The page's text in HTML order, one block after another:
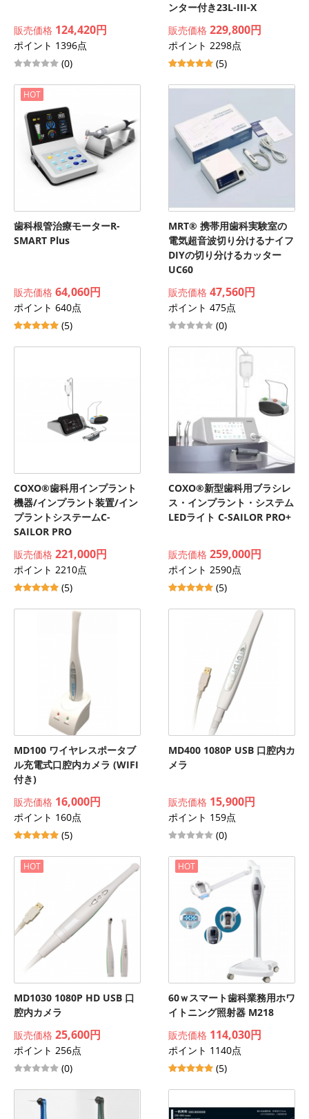
販売価格 124,420円
ポイント 1396点
(0)
ンター付き23L-III-X
販売価格 229,800円
ポイント 2298点
(5)
HOT
歯科根管治療モーターR-
SMART Plus
販売価格 64,060円
ポイント 640点
(5)
MRT® 携帯用歯科実験室の
電気超音波切り分けるナイフ
DIYの切り分けるカッター
UC60
販売価格 47,560円
ポイント 475点
(0)
COXO®歯科用インプラント
機器/インプラント装置/イン
プラントシステームC-
SAILOR PRO
販売価格 221,000円
ポイント 2210点
(5)
COXO®新型歯科用ブラシレ
ス・インプラント・システム
LEDライト C-SAILOR PRO+
販売価格 259,000円
ポイント 2590点
(5)
MD100 ワイヤレスポータブ
ル充電式口腔内カメラ (WIFI
付き)
販売価格 16,000円
ポイント 160点
(5)
MD400 1080P USB 口腔内カ
メラ
販売価格 15,900円
ポイント 159点
(0)
HOT
MD1030 1080P HD USB 口
腔内カメラ
販売価格 25,600円
ポイント 256点
(0)
HOT
60ｗスマート歯科業務用ホワ
イトニング照射器 M218
販売価格 114,030円
ポイント 1140点
(5)